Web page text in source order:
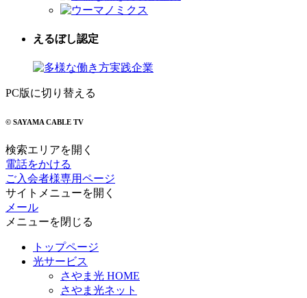
えるぼし認定
PC版に切り替える
© SAYAMA CABLE TV
検索エリアを開く
電話をかける
ご入会者様専用ページ
サイトメニューを開く
メール
メニューを閉じる
トップページ
光サービス
さやま光 HOME
さやま光ネット